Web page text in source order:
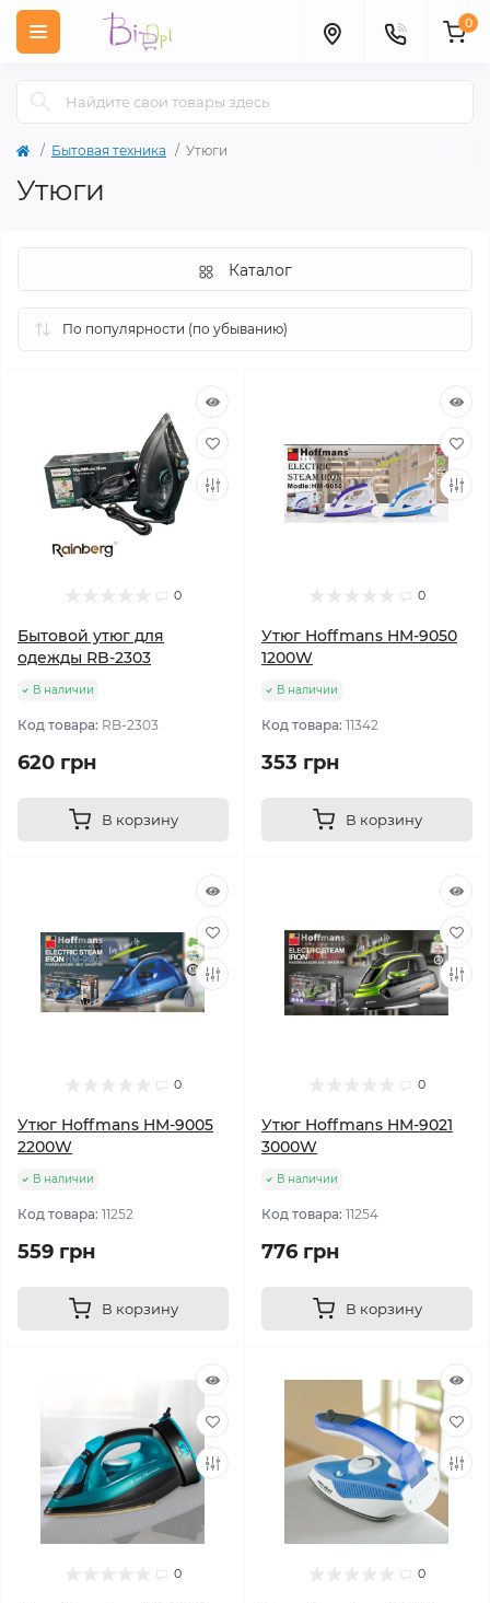
0
Бытовая техника Утюги
Утюги
Каталог
0
Бытовой утюг для
одежды RB-2303
В наличии
Код товара: RB-2303
620 грн
В корзину
0
Утюг Hoffmans HM-9050
1200W
В наличии
Код товара: 11342
353 грн
В корзину
0
Утюг Hoffmans HM-9005
2200W
В наличии
Код товара: 11252
559 грн
В корзину
0
Утюг Hoffmans HM-9021
3000W
В наличии
Код товара: 11254
776 грн
В корзину
0 0